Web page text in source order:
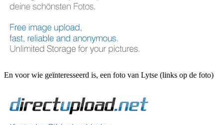
En voor wie geïnteresseerd is, een foto van Lytse (links op de foto)